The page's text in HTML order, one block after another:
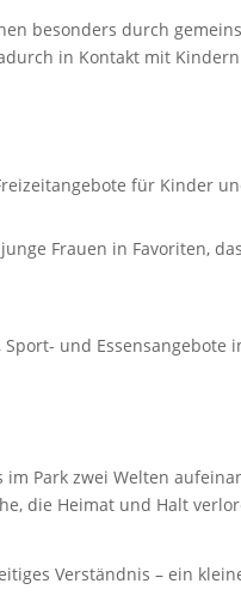
besonders durch
in Kontakt mit
für Kinder
Frauen in Favoriten,
und Essensangebote
Park zwei Welten
die Heimat und Halt
Verständnis – ein